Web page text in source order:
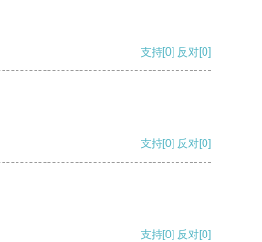
支持[0] 反对[0]
支持[0] 反对[0]
支持[0] 反对[0]